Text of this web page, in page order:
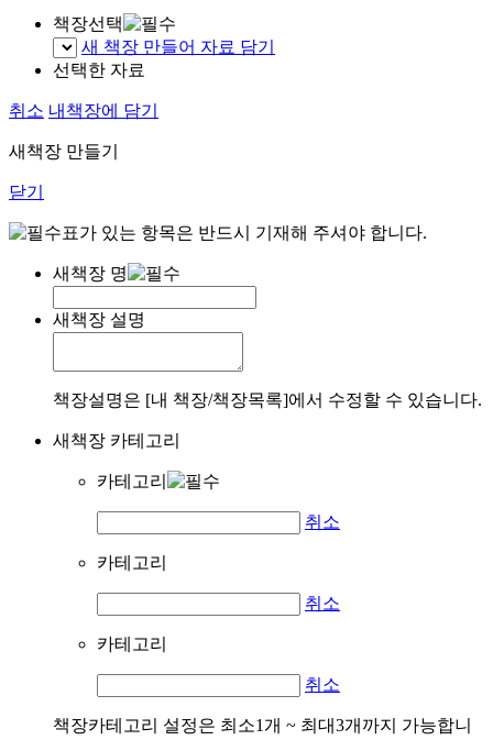
책장선택
새 책장 만들어 자료 담기
선택한 자료
취소 내책장에 담기
새책장 만들기
닫기
표가 있는 항목은 반드시 기재해 주셔야 합니다.
새책장 명
새책장 설명
책장설명은 [내 책장/책장목록]에서 수정할 수 있습니다.
새책장 카테고리
카테고리
취소
카테고리
취소
카테고리
취소
책장카테고리 설정은 최소1개 ~ 최대3개까지 가능합니